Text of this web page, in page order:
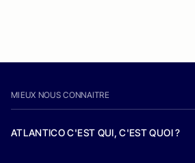
MIEUX NOUS CONNAITRE
ATLANTICO C'EST QUI, C'EST QUOI ?